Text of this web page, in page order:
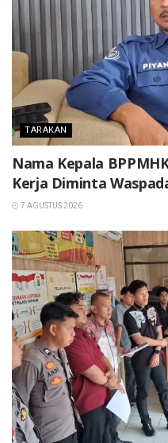
TARAKAN
Nama Kepala
Kerja Diminta
7 AGUSTUS 2026